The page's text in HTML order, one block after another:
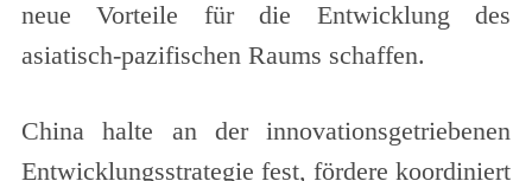
neue Vorteile für die Entwicklung des
asiatisch-pazifischen Raums schaffen.
China halte an der innovationsgetriebenen
Entwicklungsstrategie fest, fördere koordiniert